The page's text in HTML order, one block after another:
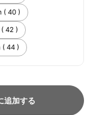
( 40 )
42 )
( 44 )
追加する